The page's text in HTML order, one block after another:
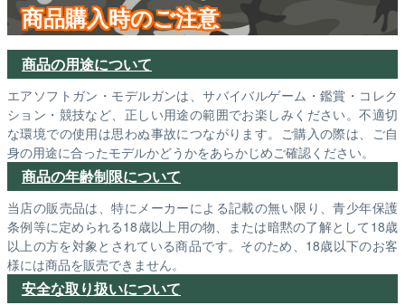
商品購入時のご注意
商品の用途について
エアソフトガン・モデルガンは、サバイバルゲーム・鑑賞・コレク
ション・競技など、正しい用途の範囲でお楽しみください。不適切
な環境での使用は思わぬ事故につながります。ご購入の際は、ご自
身の用途に合ったモデルかどうかをあらかじめご確認ください。
商品の年齢制限について
当店の販売品は、特にメーカーによる記載の無い限り、青少年保護
条例等に定められる18歳以上用の物、または暗黙の了解として18歳
以上の方を対象とされている商品です。そのため、18歳以下のお客
様には商品を販売できません。
安全な取り扱いについて